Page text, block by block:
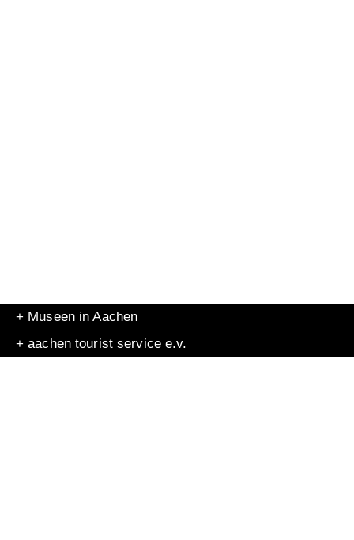
+ Museen in Aachen
+ aachen tourist service e.v.